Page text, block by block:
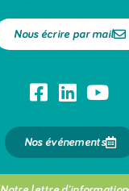
Nous écrire par mail
Nos événements